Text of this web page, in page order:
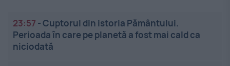
23:57 -Cuptorul din istoria Pământului.
Perioada în care pe planetă a fost mai cald ca
niciodată